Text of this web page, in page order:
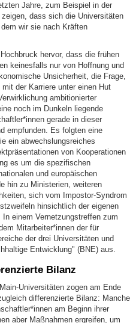
Jahre, zum Beispiel in der
dass sich die Universitäten
wir sie nach Kräften
hervor, dass die frühen
keinesfalls nur von Hoffnung und
Unsicherheit, die Frage,
der Karriere unter einen Hut
ambitionierter
noch im Dunkeln liegende
gerade in dieser
empfunden. Es folgten eine
ein abwechslungsreiches
von Kooperationen
es um die spezifischen
und europäischen
hin zu Ministerien, weiteren
sich vom Impostor-Syndrom
hinsichtlich der eigenen
einem Vernetzungstreffen zum
Mitarbeiter*innen der für
der drei Universitäten und
Entwicklung" (BNE) aus.
Bilanz
Universitäten zogen am Ende
differenzierte Bilanz: Manche
am Beginn ihrer
aber Maßnahmen ergreifen, um